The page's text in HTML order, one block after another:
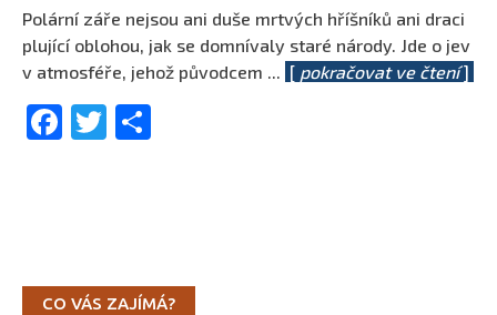
Polární záře nejsou ani duše mrtvých hříšníků ani draci
plující oblohou, jak se domnívaly staré národy. Jde o jev
v atmosféře, jehož původcem ... [ pokračovat ve čtení]
Facebook
Twitter
CO VÁS ZAJÍMÁ?